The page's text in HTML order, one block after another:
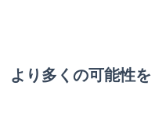
より多くの可能性を